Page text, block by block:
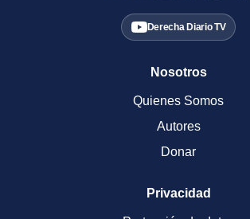
Derecha Diario TV
Nosotros
Quienes Somos
Autores
Donar
Privacidad